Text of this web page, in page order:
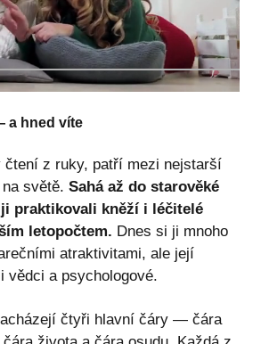
a hned víte
čtení z ruky, patří mezi nejstarší
světě. Sahá až do starověké
ji praktikovali kněží i léčitelé
letopočtem. Dnes si ji mnoho
atraktivitami, ale její
vědci a psychologové.
čtyři hlavní čáry — čára